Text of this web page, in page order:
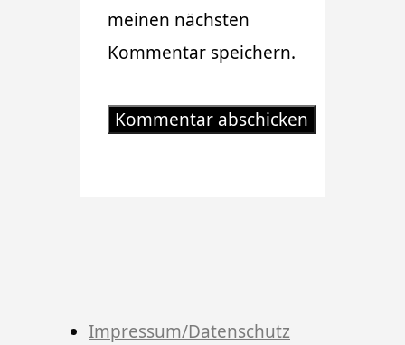
meinen nächsten
Kommentar speichern.
Impressum/Datenschutz